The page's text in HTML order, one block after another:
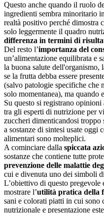
Questo anche quando il ruolo
ingredienti sembra minoritario
realtà positivo perché dimostra
solo leggermente il quadro
differenza in termini di
Del resto l’importanza del
un’alimentazione equilibrata e
la buona salute
se la frutta debba essere
(salvo patologie specifiche che
solo momentanea), ma quando
Su questo si registrano
tra gli esperti di nutrizione per
zuccheri dimenticandosi troppo
a sostanze di sintesi usate
alimentari sono molteplici.
A cominciare dalla spiccata
sostanze che contiene tutte
prevenzione delle malattie
cui e divenuta uno dei simboli
L’obiettivo di questo
mostrare l’utilità pratica della
sani e colorati piatti in cui sono
nutrizionale e presentazione